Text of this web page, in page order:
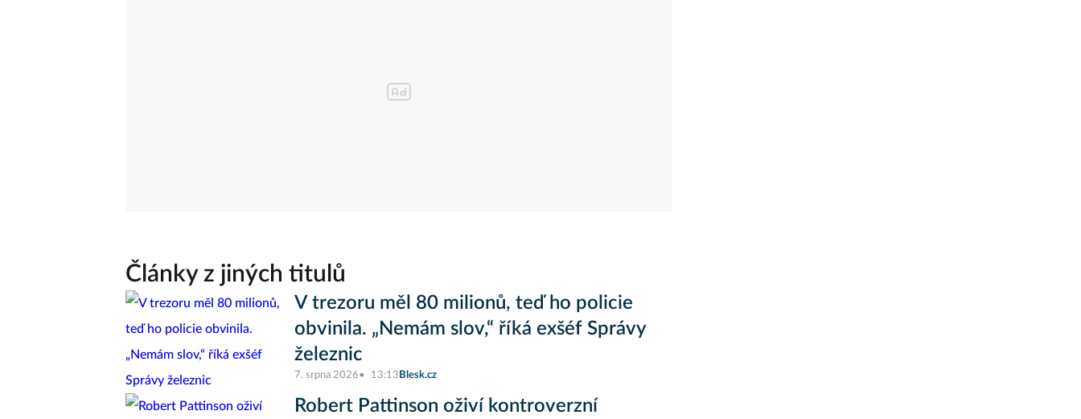
Články z jiných titulů
V trezoru měl 80 milionů, teď ho policie
obvinila. „Nemám slov,“ říká exšéf Správy
železnic
7. srpna 2026 13:13 Blesk.cz
Robert Pattinson oživí kontroverzní